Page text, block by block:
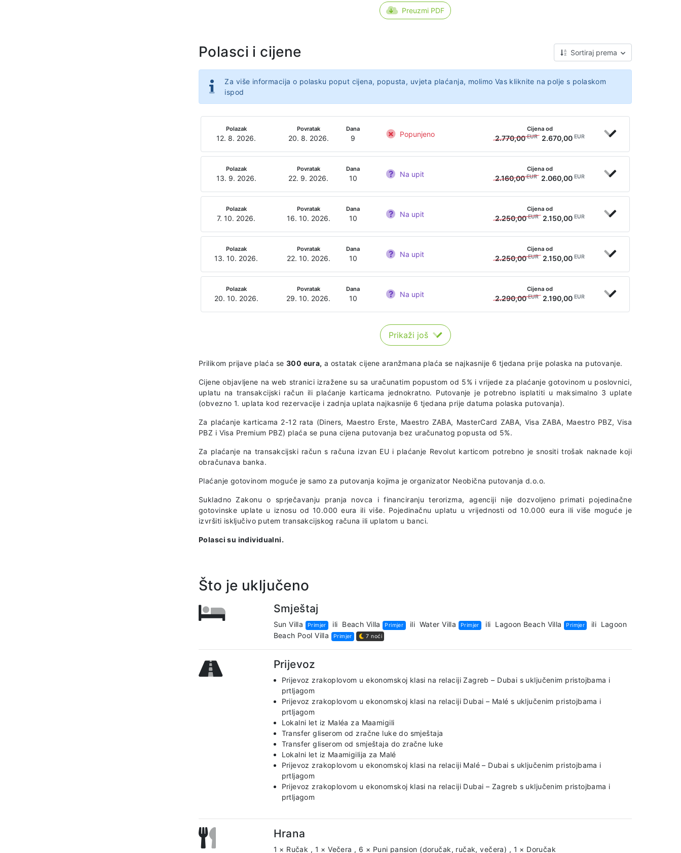
Preuzmi PDF
Polasci i cijene Sortiraj prema
Za više informacija o polasku poput cijena, popusta, uvjeta plaćanja, molimo Vas kliknite na polje s polaskom
ispod
Polazak
12. 8. 2026.
Povratak
20. 8. 2026.
Dana
9 Popunjeno
Cijena od
2.770,00EUR 2.670,00 EUR
Polazak
13. 9. 2026.
Povratak
22. 9. 2026.
Dana
10 Na upit
Cijena od
2.160,00EUR 2.060,00 EUR
Polazak
7. 10. 2026.
Povratak
16. 10. 2026.
Dana
10 Na upit
Cijena od
2.250,00EUR 2.150,00 EUR
Polazak
13. 10. 2026.
Povratak
22. 10. 2026.
Dana
10 Na upit
Cijena od
2.250,00EUR 2.150,00 EUR
Polazak
20. 10. 2026.
Povratak
29. 10. 2026.
Dana
10 Na upit
Cijena od
2.290,00EUR 2.190,00 EUR
Prikaži još
Prilikom prijave plaća se 300 eura, a ostatak cijene aranžmana plaća se najkasnije 6 tjedana prije polaska na putovanje.
Cijene objavljene na web stranici izražene su sa uračunatim popustom od 5% i vrijede za plaćanje gotovinom u poslovnici,
uplatu na transakcijski račun ili plaćanje karticama jednokratno. Putovanje je potrebno isplatiti u maksimalno 3 uplate
(obvezno 1. uplata kod rezervacije i zadnja uplata najkasnije 6 tjedana prije datuma polaska putovanja).
Za plaćanje karticama 2-12 rata (Diners, Maestro Erste, Maestro ZABA, MasterCard ZABA, Visa ZABA, Maestro PBZ, Visa
PBZ i Visa Premium PBZ) plaća se puna cijena putovanja bez uračunatog popusta od 5%.
Za plaćanje na transakcijski račun s računa izvan EU i plaćanje Revolut karticom potrebno je snositi trošak naknade koji
obračunava banka.
Plaćanje gotovinom moguće je samo za putovanja kojima je organizator Neobična putovanja d.o.o.
Sukladno Zakonu o sprječavanju pranja novca i financiranju terorizma, agenciji nije dozvoljeno primati pojedinačne
gotovinske uplate u iznosu od 10.000 eura ili više. Pojedinačnu uplatu u vrijednosti od 10.000 eura ili više moguće je
izvršiti isključivo putem transakcijskog računa ili uplatom u banci.
Polasci su individualni.
Što je uključeno
Smještaj
Sun Villa Primjer ili Beach Villa Primjer ili Water Villa Primjer ili Lagoon Beach Villa Primjer ili Lagoon
Beach Pool Villa
Primjer 7 noći
Prijevoz
Prijevoz zrakoplovom u ekonomskoj klasi na relaciji Zagreb – Dubai s uključenim pristojbama i
prtljagom
Prijevoz zrakoplovom u ekonomskoj klasi na relaciji Dubai – Malé s uključenim pristojbama i
prtljagom
Lokalni let iz Maléa za Maamigili
Transfer gliserom od zračne luke do smještaja
Transfer gliserom od smještaja do zračne luke
Lokalni let iz Maamigilija za Malé
Prijevoz zrakoplovom u ekonomskoj klasi na relaciji Malé – Dubai s uključenim pristojbama i
prtljagom
Prijevoz zrakoplovom u ekonomskoj klasi na relaciji Dubai – Zagreb s uključenim pristojbama i
prtljagom
Hrana
1 × Ručak , 1 × Večera , 6 × Puni pansion (doručak, ručak, večera) , 1 × Doručak